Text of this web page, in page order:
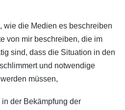
wie die Medien es beschreiben
von mir beschreiben, die im
sind, dass die Situation in den
und notwendige
müssen,
der Bekämpfung der